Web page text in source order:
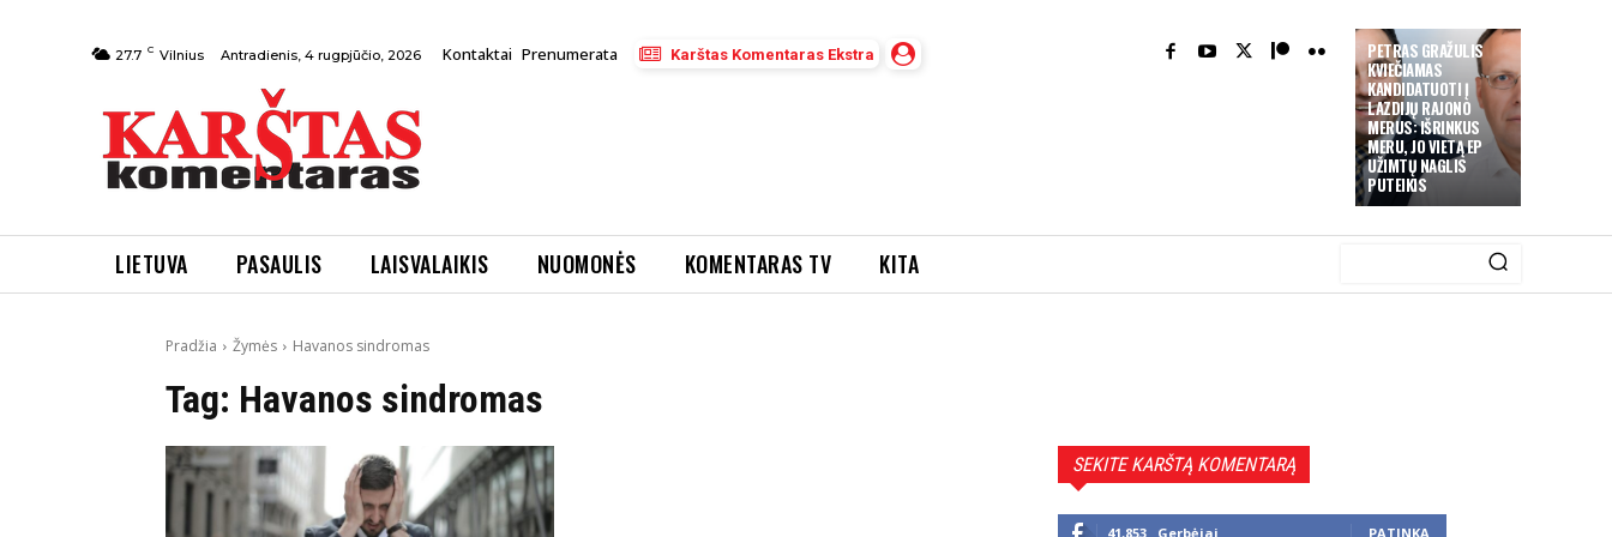
PETRAS GRAŽULIS
KVIEČIAMAS
KANDIDATUOTI Į
LAZDIJŲ RAJONO
MERUS: IŠRINKUS
MERU, JO VIETĄ EP
UŽIMTŲ NAGLIS
PUTEIKIS
27.7 C Vilnius Antradienis, 4 rugpjūčio, 2026 Kontaktai Prenumerata Karštas Komentaras Ekstra
LIETUVA PASAULIS LAISVALAIKIS NUOMONĖS KOMENTARAS TV KITA
Pradžia Žymės Havanos sindromas
Tag: Havanos sindromas
SEKITE KARŠTĄ KOMENTARĄ
41,853 Gerbėjai PATINKA